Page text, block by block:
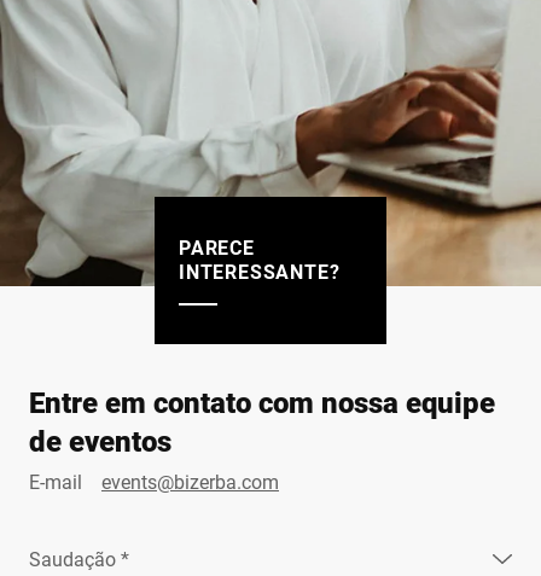
PARECE
INTERESSANTE?
Entre em contato com nossa equipe
de eventos
E-mail events@bizerba.com
Saudação *